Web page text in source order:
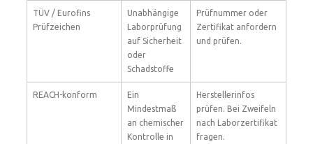
TÜV / Eurofins
Prüfzeichen
Unabhängige
Laborprüfung
auf Sicherheit
oder
Schadstoffe
Prüfnummer oder
Zertifikat anfordern
und prüfen.
REACH-konform
Ein
Mindestmaß
an chemischer
Kontrolle in
Herstellerinfos
prüfen. Bei Zweifeln
nach Laborzertifikat
fragen.